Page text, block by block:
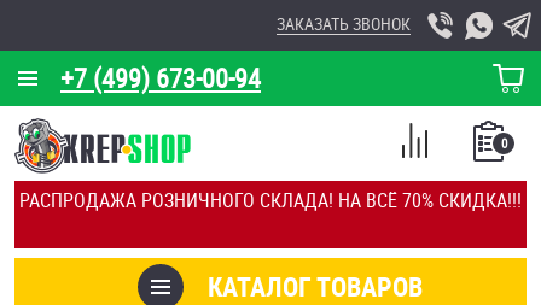
РАСПРОДАЖА РОЗНИЧНОГО СКЛАДА! НА ВСЁ 70% СКИДКА!!!
+7 (499) 673-00-94
ЗАКАЗАТЬ ЗВОНОК
КОРЗИНА
О КОМПАНИИ
КАЛЬКУЛЯТОР
ОТЗЫВЫ
КАТАЛОГ ТОВАРОВ
0
СПИСОК
СРАВНЕНИЕ